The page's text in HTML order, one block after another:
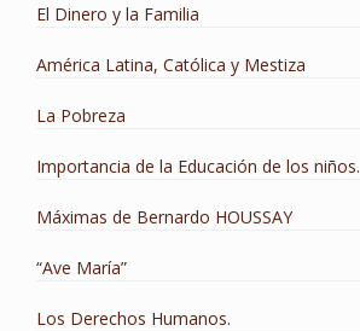
El Dinero y la Familia
América Latina, Católica y Mestiza
La Pobreza
Importancia de la Educación de los niños.
Máximas de Bernardo HOUSSAY
“Ave María”
Los Derechos Humanos.